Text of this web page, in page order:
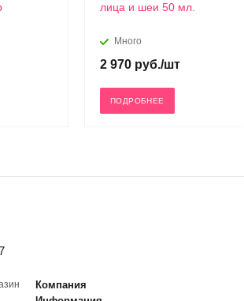
лица и шеи 50 мл.
Много
2 970 руб./шт
ПОДРОБНЕЕ
Компания